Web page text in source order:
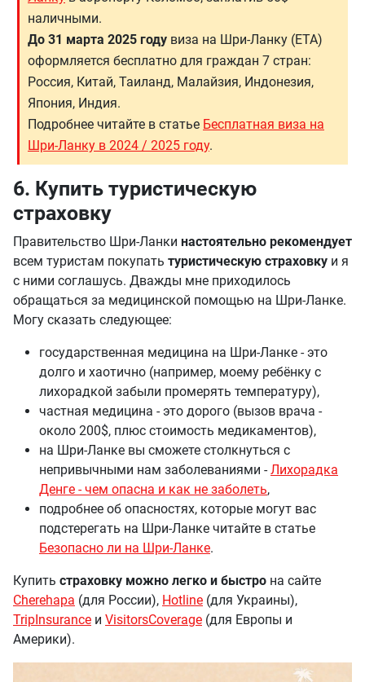
наличными.
До 31 марта 2025 году виза на Шри-Ланку (ETA)
оформляется бесплатно для граждан 7 стран:
Россия, Китай, Таиланд, Малайзия, Индонезия,
Япония, Индия.
Подробнее читайте в статье Бесплатная виза на
Шри-Ланку в 2024 / 2025 году.
6. Купить туристическую
страховку
Правительство Шри-Ланки настоятельно рекомендует
всем туристам покупать туристическую страховку и я
с ними соглашусь. Дважды мне приходилось
обращаться за медицинской помощью на Шри-Ланке.
Могу сказать следующее:
государственная медицина на Шри-Ланке - это
долго и хаотично (например, моему ребёнку с
лихорадкой забыли промерять температуру),
частная медицина - это дорого (вызов врача -
около 200$, плюс стоимость медикаментов),
на Шри-Ланке вы сможете столкнуться с
непривычными нам заболеваниями -Лихорадка
Денге - чем опасна и как не заболеть,
подробнее об опасностях, которые могут вас
подстерегать на Шри-Ланке читайте в статье
Безопасно ли на Шри-Ланке.
Купить страховку можно легко и быстро на сайте
Cherehapa (для России), Hotline (для Украины),
TripInsurance и VisitorsCoverage (для Европы и
Америки).